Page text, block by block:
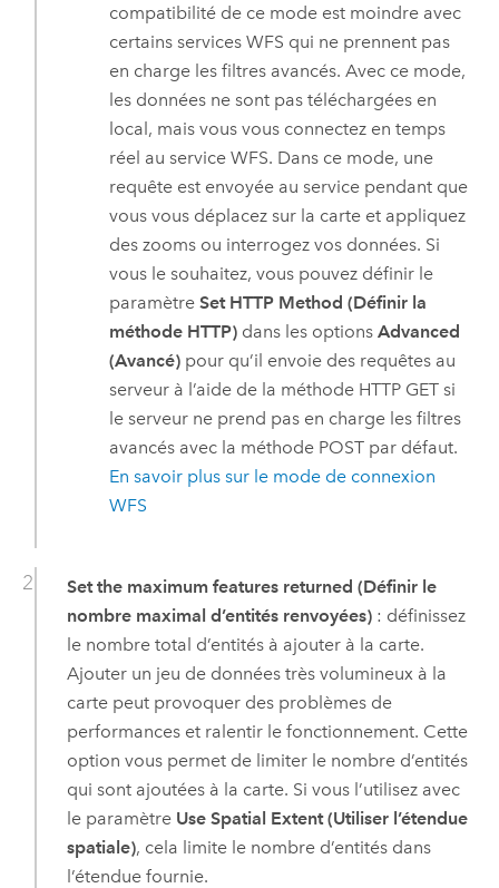
compatibilité de ce mode est moindre avec
certains services WFS qui ne prennent pas
en charge les filtres avancés. Avec ce mode,
les données ne sont pas téléchargées en
local, mais vous vous connectez en temps
réel au service WFS. Dans ce mode, une
requête est envoyée au service pendant que
vous vous déplacez sur la carte et appliquez
des zooms ou interrogez vos données. Si
vous le souhaitez, vous pouvez définir le
paramètreSet HTTP Method (Définir la
méthode HTTP) dans les optionsAdvanced
(Avancé) pour qu’il envoie des requêtes au
serveur à l’aide de la méthode HTTP GET si
le serveur ne prend pas en charge les filtres
avancés avec la méthode POST par défaut.
En savoir plus sur le mode de connexion
WFS
Set the maximum features returned (Définir le
nombre maximal d’entités renvoyées): définissez
le nombre total d’entités à ajouter à la carte.
Ajouter un jeu de données très volumineux à la
carte peut provoquer des problèmes de
performances et ralentir le fonctionnement. Cette
option vous permet de limiter le nombre d’entités
qui sont ajoutées à la carte. Si vous l’utilisez avec
le paramètre Use Spatial Extent (Utiliser l’étendue
spatiale), cela limite le nombre d’entités dans
l’étendue fournie.